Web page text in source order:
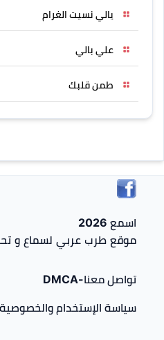
يالي نسيت الغرام
علي بالي
طمن قلبك
اسمع 2026
موقع طرب عربي لسماع و
تواصل معنا-DMCA
سياسة الإستخدام والخصوصية